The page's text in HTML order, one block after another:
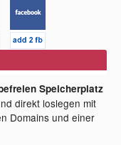
Speicherplatz
direkt loslegen mit
Domains und einer